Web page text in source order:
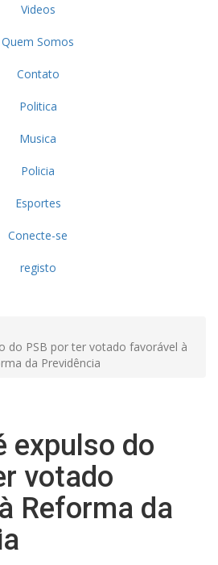
Videos
Quem Somos
Contato
Politica
Musica
Policia
Esportes
Conecte-se
registo
do PSB por ter votado favorável à
da Previdência
expulso do
votado
Reforma da